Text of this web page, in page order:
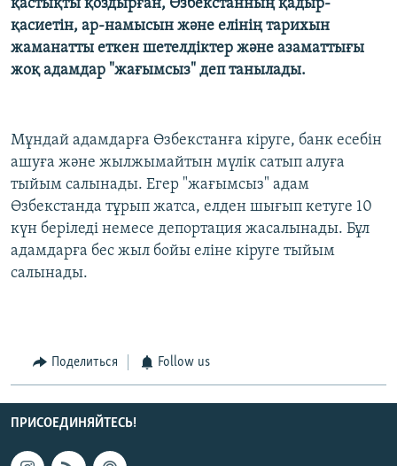
қастықты қоздырған, Өзбекстанның қадыр-
қасиетін, ар-намысын және елінің тарихын
жаманатты еткен шетелдіктер және азаматтығы
жоқ адамдар "жағымсыз" деп танылады.
Мұндай адамдарға Өзбекстанға кіруге, банк есебін
ашуға және жылжымайтын мүлік сатып алуға
тыйым салынады. Егер "жағымсыз" адам
Өзбекстанда тұрып жатса, елден шығып кетуге 10
күн беріледі немесе депортация жасалынады. Бұл
адамдарға бес жыл бойы еліне кіруге тыйым
салынады.
Поделиться Follow us
ПРИСОЕДИНЯЙТЕСЬ!